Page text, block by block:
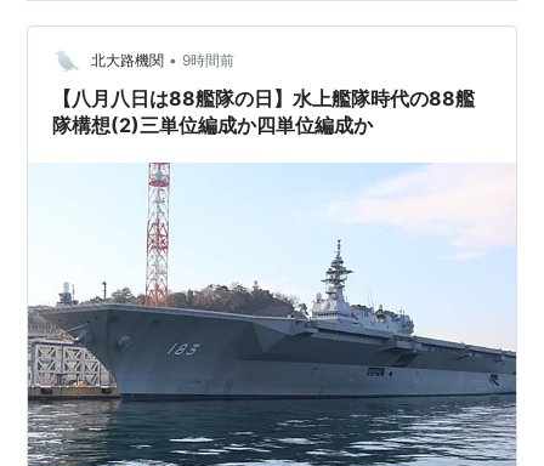
約265万人
府庁所在地
京都市
国全域・
しだれ桜
府の木
北山杉
府の鳥
オオミズナギドリ
北大路機関 • 9時間前
【八月八日は88艦隊の日】水上艦隊時代の88艦
隊構想(2)三単位編成か四単位編成か